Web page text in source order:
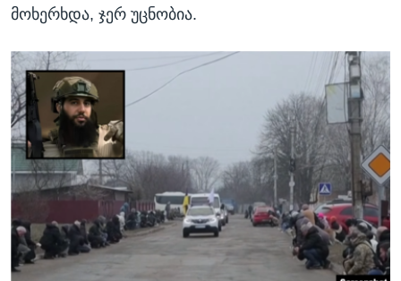
მოხერხდა, ჯერ უცნობია.